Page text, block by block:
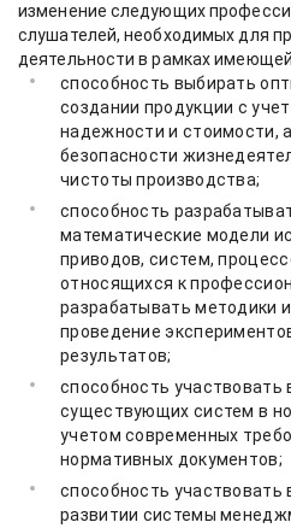
изменение следующих
слушателей, необходимых для
деятельности в рамках
способность выбирать
создании продукции с
надежности и стоимости,
безопасности
чистоты производства;
способность
математические модели
приводов, систем,
относящихся к
разрабатывать методики
проведение
результатов;
способность участвовать
существующих систем в
учетом современных
нормативных документов;
способность участвовать
развитии системы